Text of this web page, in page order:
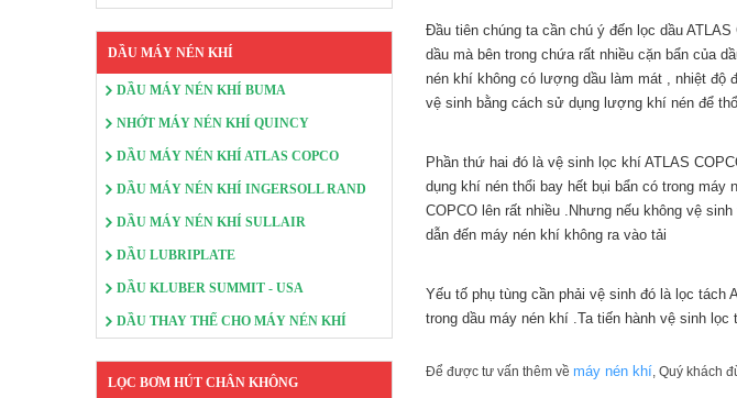
DẦU MÁY NÉN KHÍ
DẦU MÁY NÉN KHÍ BUMA
NHỚT MÁY NÉN KHÍ QUINCY
DẦU MÁY NÉN KHÍ ATLAS COPCO
DẦU MÁY NÉN KHÍ INGERSOLL RAND
DẦU MÁY NÉN KHÍ SULLAIR
DẦU LUBRIPLATE
DẦU KLUBER SUMMIT - USA
DẦU THAY THẾ CHO MÁY NÉN KHÍ
LỌC BƠM HÚT CHÂN KHÔNG
Đầu tiên chúng ta cần chú ý đến lọc dầu
dầu mà bên trong chứa rất nhiều cặn bẩn của
nén khí không có lượng dầu làm mát , nhiệt độ
vệ sinh bằng cách sử dụng lượng khí nén để
Phần thứ hai đó là vệ sinh lọc khí ATLAS
dụng khí nén thổi bay hết bụi bẩn có trong
COPCO lên rất nhiều .Nhưng nếu không vệ
dẫn đến máy nén khí không ra vào tải
Yếu tố phụ tùng cần phải vệ sinh đó là lọc
trong dầu máy nén khí .Ta tiến hành vệ sinh
Để được tư vấn thêm về máy nén khí, Quý khách